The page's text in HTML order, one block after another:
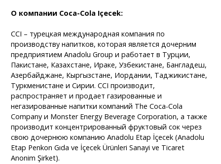
О компании Coca-Cola Içecek:
CCI – турецкая международная компания по
производству напитков, которая является дочерним
предприятием Anadolu Group и работает в Турции,
Пакистане, Казахстане, Ираке, Узбекистане, Бангладеш,
Азербайджане, Кыргызстане, Иордании, Таджикистане,
Туркменистане и Сирии. CCI производит,
распространяет и продает газированные и
негазированные напитки компаний The Coca-Cola
Company и Monster Energy Beverage Corporation, а также
производит концентрированный фруктовый сок через
свою дочернюю компанию Anadolu Etap İçecek (Anadolu
Etap Penkon Gıda ve İçecek Ürünleri Sanayi ve Ticaret
Anonim Şirket).